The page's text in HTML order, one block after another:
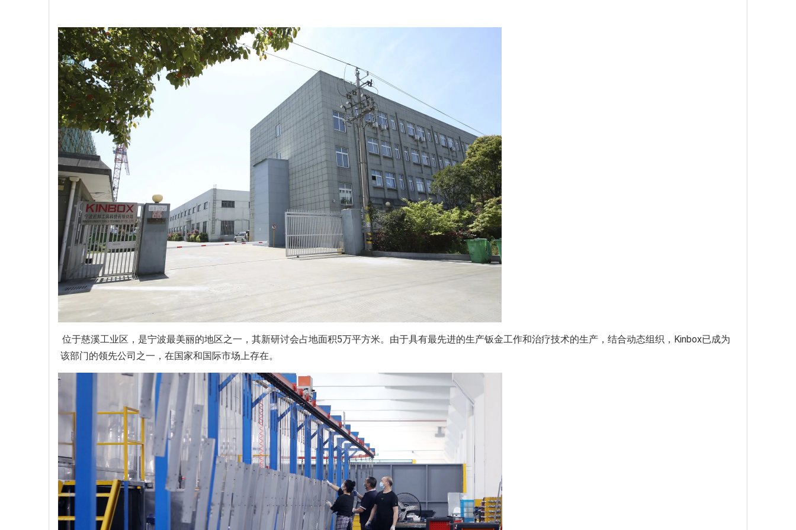
位于慈溪工业区，是宁波最美丽的地区之一，其新研讨会占地面积5万平方米。由于具有最先进的生产钣金工作和治疗技术的生产，结合动态组织，Kinbox已成为
该部门的领先公司之一，在国家和国际市场上存在。